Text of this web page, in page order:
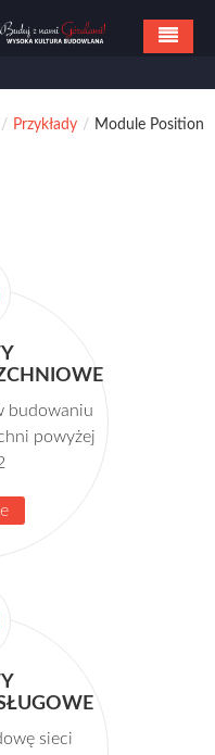
/ Przykłady / Module Position
budowaniu
powyżej
sieci